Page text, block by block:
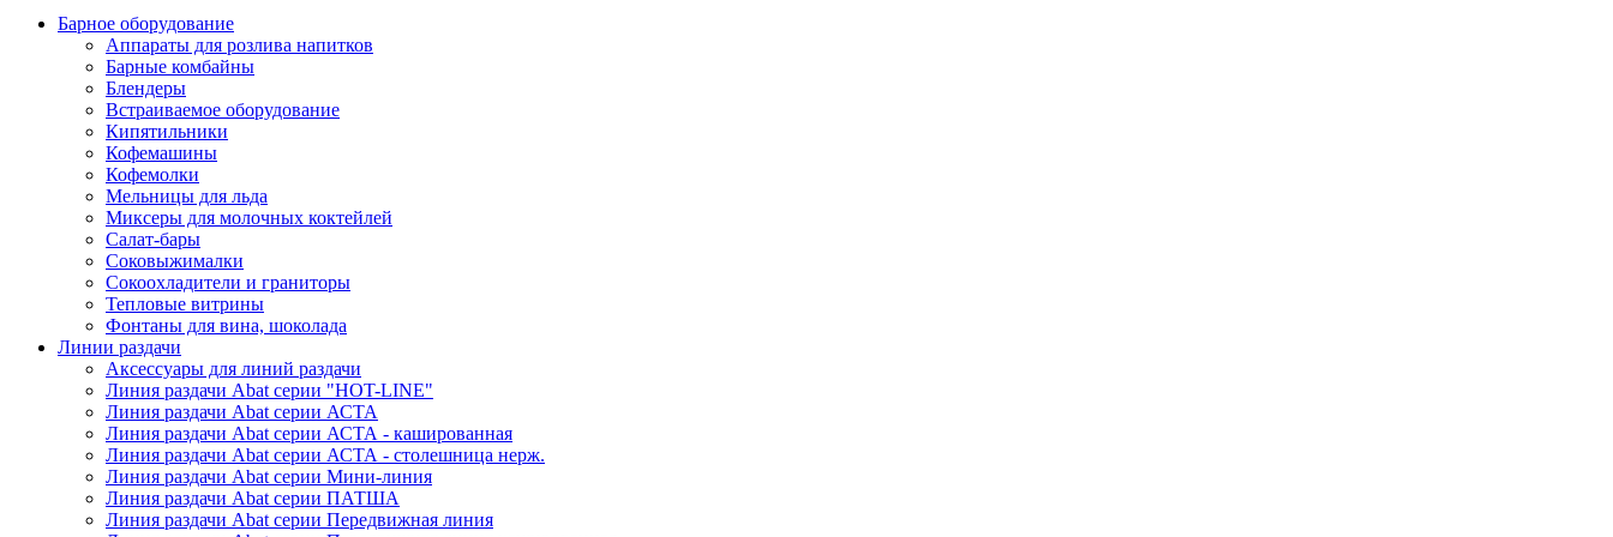
Барное оборудование
Аппараты для розлива напитков
Барные комбайны
Блендеры
Встраиваемое оборудование
Кипятильники
Кофемашины
Кофемолки
Мельницы для льда
Миксеры для молочных коктейлей
Салат-бары
Соковыжималки
Сокоохладители и граниторы
Тепловые витрины
Фонтаны для вина, шоколада
Линии раздачи
Аксессуары для линий раздачи
Линия раздачи Abat серии "HOT-LINE"
Линия раздачи Abat серии АСТА
Линия раздачи Abat серии АСТА - кашированная
Линия раздачи Abat серии АСТА - столешница нерж.
Линия раздачи Abat серии Мини-линия
Линия раздачи Abat серии ПАТША
Линия раздачи Abat серии Передвижная линия